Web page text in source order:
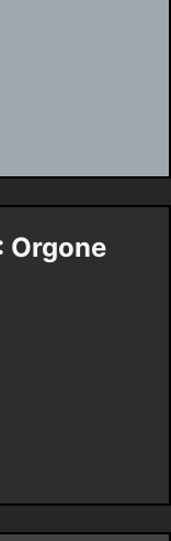
Orgone